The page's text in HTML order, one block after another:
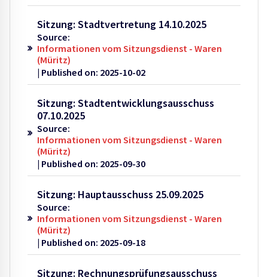
Sitzung: Stadtvertretung 14.10.2025
Source:
Informationen vom Sitzungsdienst - Waren
(Müritz)
Published on: 2025-10-02
Sitzung: Stadtentwicklungsausschuss
07.10.2025
Source:
Informationen vom Sitzungsdienst - Waren
(Müritz)
Published on: 2025-09-30
Sitzung: Hauptausschuss 25.09.2025
Source:
Informationen vom Sitzungsdienst - Waren
(Müritz)
Published on: 2025-09-18
Sitzung: Rechnungsprüfungsausschuss